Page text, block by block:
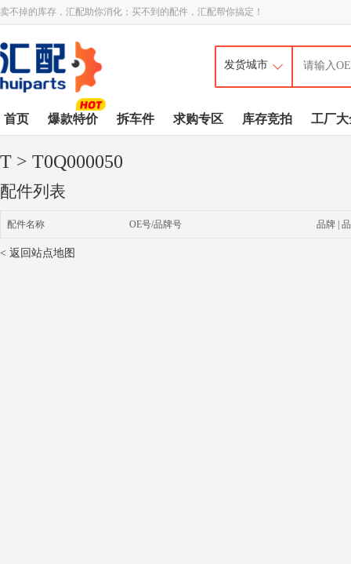
卖不掉的库存，汇配助你消化；买不到的配件，汇配帮你搞定！
首页 爆款特价 拆车件 求购专区 库存竞拍 工厂大
T > T0Q000050
配件列表
配件名称 OE号/品牌号 品牌 |
< 返回站点地图